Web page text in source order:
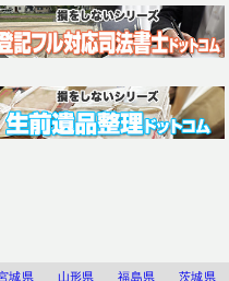
城県 山形県 福島県 茨城県